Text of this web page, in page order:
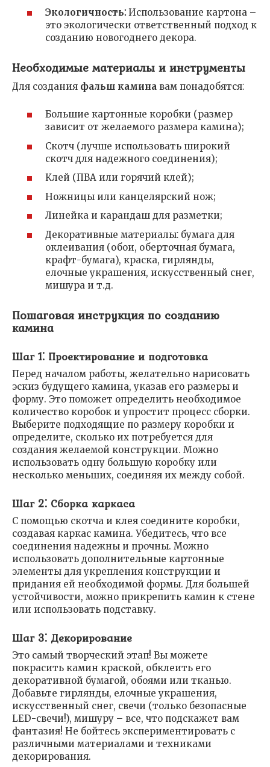
Экологичность⁚ Использование картона –
это экологически ответственный подход к
созданию новогоднего декора.
Необходимые материалы и инструменты
Для создания фальш камина вам понадобятся⁚
Большие картонные коробки (размер
зависит от желаемого размера камина);
Скотч (лучше использовать широкий
скотч для надежного соединения);
Клей (ПВА или горячий клей);
Ножницы или канцелярский нож;
Линейка и карандаш для разметки;
Декоративные материалы⁚ бумага для
оклеивания (обои, оберточная бумага,
крафт-бумага), краска, гирлянды,
елочные украшения, искусственный снег,
мишура и т.д.
Пошаговая инструкция по созданию
камина
Шаг 1⁚ Проектирование и подготовка
Перед началом работы, желательно нарисовать
эскиз будущего камина, указав его размеры и
форму. Это поможет определить необходимое
количество коробок и упростит процесс сборки.
Выберите подходящие по размеру коробки и
определите, сколько их потребуется для
создания желаемой конструкции. Можно
использовать одну большую коробку или
несколько меньших, соединяя их между собой.
Шаг 2⁚ Сборка каркаса
С помощью скотча и клея соедините коробки,
создавая каркас камина. Убедитесь, что все
соединения надежны и прочны. Можно
использовать дополнительные картонные
элементы для укрепления конструкции и
придания ей необходимой формы. Для большей
устойчивости, можно прикрепить камин к стене
или использовать подставку.
Шаг 3⁚ Декорирование
Это самый творческий этап! Вы можете
покрасить камин краской, обклеить его
декоративной бумагой, обоями или тканью.
Добавьте гирлянды, елочные украшения,
искусственный снег, свечи (только безопасные
LED-свечи!), мишуру – все, что подскажет вам
фантазия! Не бойтесь экспериментировать с
различными материалами и техниками
декорирования.